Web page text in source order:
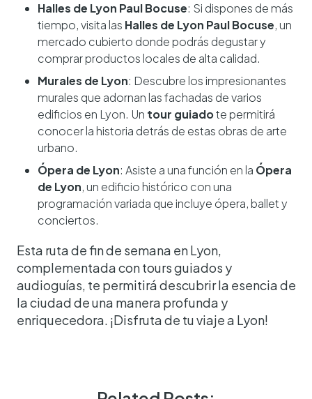
Halles de Lyon Paul Bocuse: Si dispones de más
tiempo, visita las Halles de Lyon Paul Bocuse, un
mercado cubierto donde podrás degustar y
comprar productos locales de alta calidad.
Murales de Lyon: Descubre los impresionantes
murales que adornan las fachadas de varios
edificios en Lyon. Un tour guiadote permitirá
conocer la historia detrás de estas obras de arte
urbano.
Ópera de Lyon: Asiste a una función en la Ópera
de Lyon, un edificio histórico con una
programación variada que incluye ópera, ballet y
conciertos.
Esta ruta de fin de semana en Lyon,
complementada con tours guiados y
audioguías, te permitirá descubrir la esencia de
la ciudad de una manera profunda y
enriquecedora. ¡Disfruta de tu viaje a Lyon!